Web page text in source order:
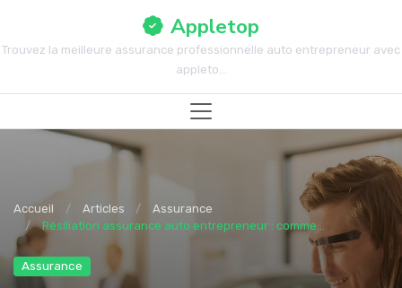
Appletop
Trouvez la meilleure assurance professionnelle auto entrepreneur avec
appleto...
Accueil Articles
Assurance
Résiliation assurance auto entrepreneur : comme...
Assurance